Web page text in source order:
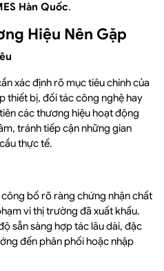
Hàn Quốc.
Hiệu Nên Gặp
xác định rõ mục tiêu chính của
thiết bị, đối tác công nghệ hay
các thương hiệu hoạt động
tránh tiếp cận những gian
thực tế.
bố rõ ràng chứng nhận chất
vi thị trường đã xuất khẩu.
sẵn sàng hợp tác lâu dài, đặc
đến phân phối hoặc nhập